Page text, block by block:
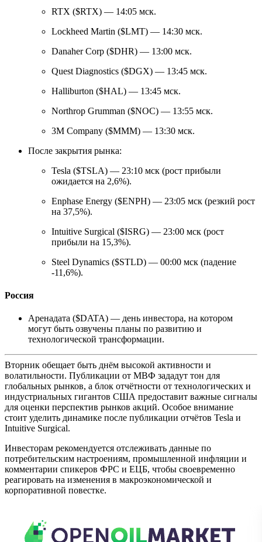
RTX ($RTX) — 14:05 мск.
Lockheed Martin ($LMT) — 14:30 мск.
Danaher Corp ($DHR) — 13:00 мск.
Quest Diagnostics ($DGX) — 13:45 мск.
Halliburton ($HAL) — 13:45 мск.
Northrop Grumman ($NOC) — 13:55 мск.
3M Company ($MMM) — 13:30 мск.
После закрытия рынка:
Tesla ($TSLA) — 23:10 мск (рост прибыли
ожидается на 2,6%).
Enphase Energy ($ENPH) — 23:05 мск (резкий рост
на 37,5%).
Intuitive Surgical ($ISRG) — 23:00 мск (рост
прибыли на 15,3%).
Steel Dynamics ($STLD) — 00:00 мск (падение
-11,6%).
Россия
Аренадата ($DATA) — день инвестора, на котором
могут быть озвучены планы по развитию и
технологической трансформации.
Вторник обещает быть днём высокой активности и
волатильности. Публикации от МВФ зададут тон для
глобальных рынков, а блок отчётности от технологических и
индустриальных гигантов США предоставит важные сигналы
для оценки перспектив рынков акций. Особое внимание
стоит уделить динамике после публикации отчётов Tesla и
Intuitive Surgical.
Инвесторам рекомендуется отслеживать данные по
потребительским настроениям, промышленной инфляции и
комментарии спикеров ФРС и ЕЦБ, чтобы своевременно
реагировать на изменения в макроэкономической и
корпоративной повестке.